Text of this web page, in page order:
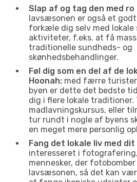
Slap af og tag den med
lavsæsonen er også et
forkæle dig selv med lokale
aktiviteter, f.eks. at få
traditionelle sundheds- og
skønhedsbehandlinger.
Føl dig som en del af de
Hoonah: med færre
byen er dette det bedste
dig i flere lokale traditioner.
madlavningskursus, eller
tur rundt i nogle af byens
en meget mere personlig
Fang det lokale liv med dit
interesseret i
mennesker, der
lavsæsonen, så det kan